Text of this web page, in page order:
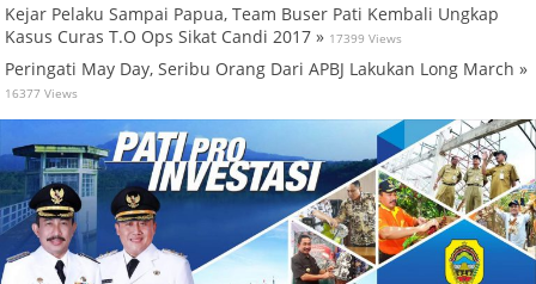
Kejar Pelaku Sampai Papua, Team Buser Pati Kembali Ungkap
Kasus Curas T.O Ops Sikat Candi 2017 » 17399 Views
Peringati May Day, Seribu Orang Dari APBJ Lakukan Long March »
16377 Views